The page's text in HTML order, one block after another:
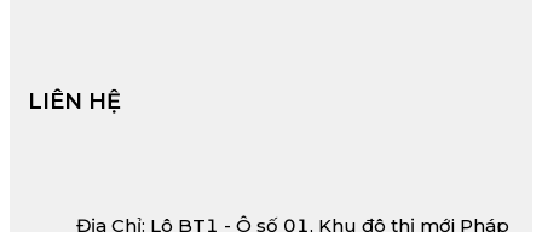
LIÊN HỆ
Địa Chỉ: Lô BT1 - Ô số 01, Khu đô thị mới Pháp